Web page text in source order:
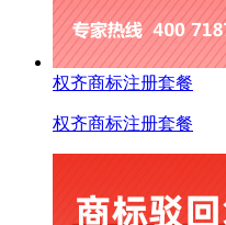
权齐商标注册套餐
权齐商标注册套餐